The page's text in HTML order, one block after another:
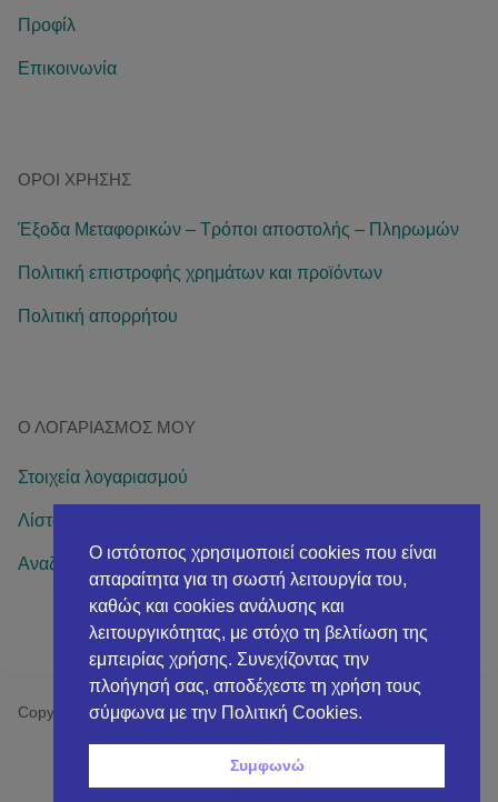
Προφίλ
Επικοινωνία
ΌΡΟΙ ΧΡΉΣΗΣ
Έξοδα Μεταφορικών – Τρόποι αποστολής – Πληρωμών
Πολιτική επιστροφής χρημάτων και προϊόντων
Πολιτική απορρήτου
Ο ΛΟΓΑΡΙΑΣΜΌΣ ΜΟΥ
Στοιχεία λογαριασμού
Λίστα επιθυμιών
Αναζήτηση παραγγελίας
Copyright© 2026 AVPneumAid Health & Beauth
Ο ιστότοπος χρησιμοποιεί cookies που είναι
απαραίτητα για τη σωστή λειτουργία του,
καθώς και cookies ανάλυσης και
λειτουργικότητας, με στόχο τη βελτίωση της
εμπειρίας χρήσης. Συνεχίζοντας την
πλοήγησή σας, αποδέχεστε τη χρήση τους
σύμφωνα με την Πολιτική Cookies.
Συμφωνώ